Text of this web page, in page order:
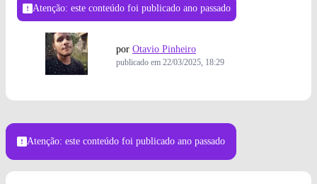
Atenção: este conteúdo foi publicado ano passado
por Otavio Pinheiro
publicado em 22/03/2025, 18:29
Atenção: este conteúdo foi publicado ano passado